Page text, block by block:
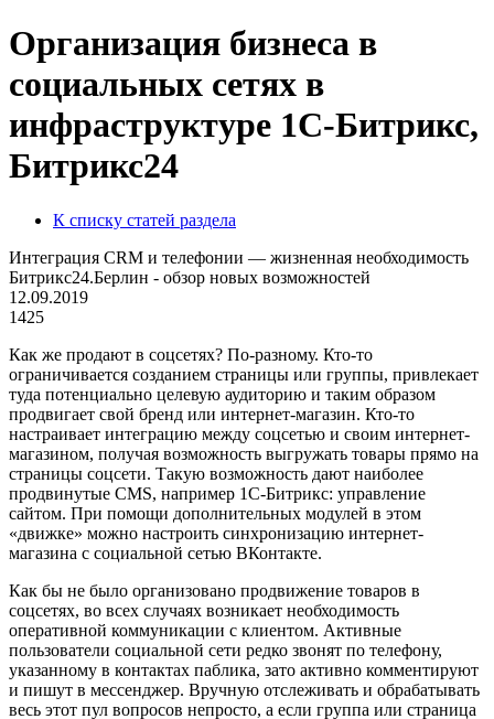
Организация бизнеса в
социальных сетях в
инфраструктуре 1С-Битрикс,
Битрикс24
К списку статей раздела
Интеграция CRM и телефонии — жизненная необходимость
Битрикс24.Берлин - обзор новых возможностей
12.09.2019
1425
Как же продают в соцсетях? По-разному. Кто-то
ограничивается созданием страницы или группы, привлекает
туда потенциально целевую аудиторию и таким образом
продвигает свой бренд или интернет-магазин. Кто-то
настраивает интеграцию между соцсетью и своим интернет-
магазином, получая возможность выгружать товары прямо на
страницы соцсети. Такую возможность дают наиболее
продвинутые CMS, например 1С-Битрикс: управление
сайтом. При помощи дополнительных модулей в этом
«движке» можно настроить синхронизацию интернет-
магазина с социальной сетью ВКонтакте.
Как бы не было организовано продвижение товаров в
соцсетях, во всех случаях возникает необходимость
оперативной коммуникации с клиентом. Активные
пользователи социальной сети редко звонят по телефону,
указанному в контактах паблика, зато активно комментируют
и пишут в мессенджер. Вручную отслеживать и обрабатывать
весь этот пул вопросов непросто, а если группа или страница